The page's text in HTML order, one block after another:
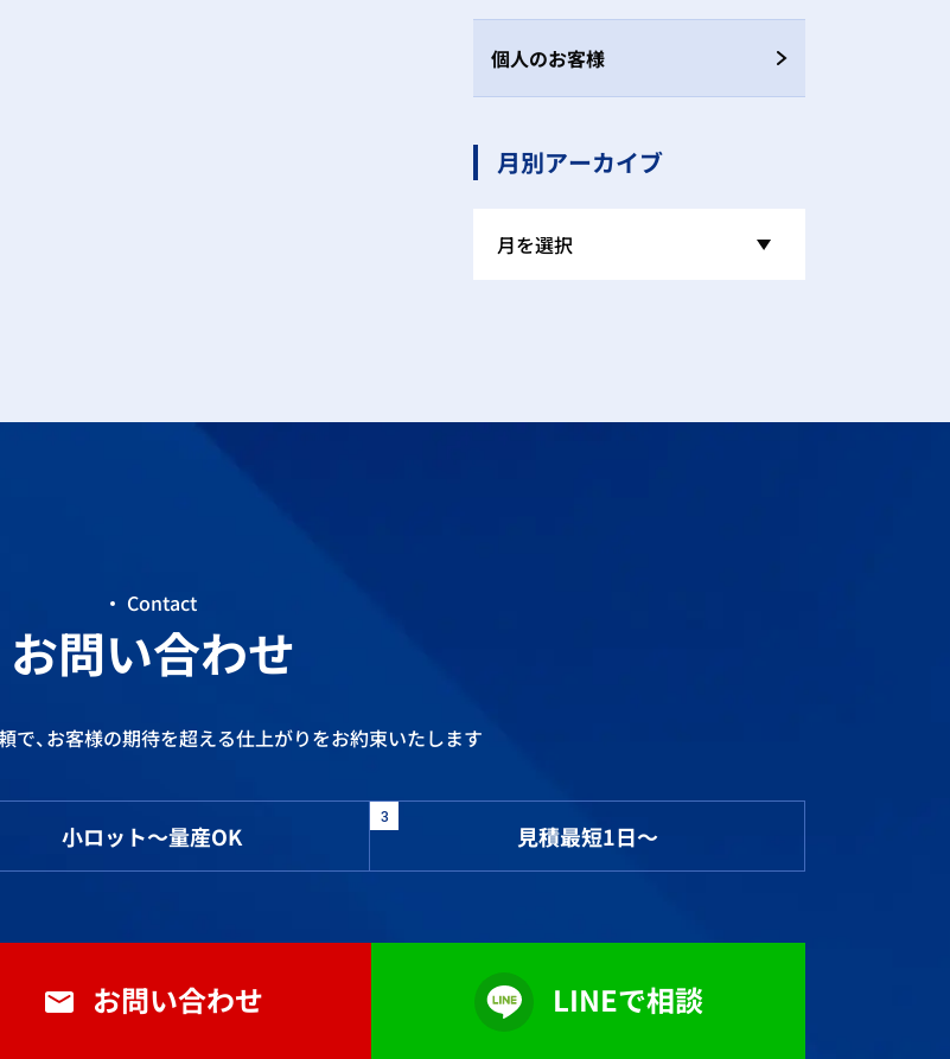
個人のお客様
月別アーカイブ
Contact
お問い合わせ
で、お客様の期待を超える仕上がりをお約束いたします
小ロット～量産OK
3
見積最短1日～
お問い合わせ LINEで相談